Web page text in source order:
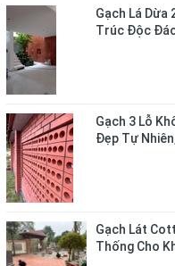
Gạch Lá Dừa
Trúc Độc
Gạch 3 Lỗ
Đẹp Tự
Gạch Lát
Thống Cho